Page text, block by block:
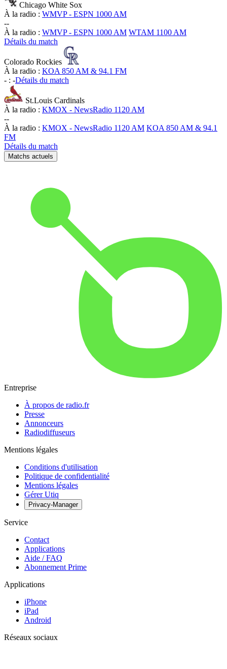
Chicago White Sox
À la radio : WMVP - ESPN 1000 AM
--
À la radio : WMVP - ESPN 1000 AM WTAM 1100 AM
Détails du match
Colorado Rockies
À la radio : KOA 850 AM & 94.1 FM
- : -Détails du match
St.Louis Cardinals
À la radio : KMOX - NewsRadio 1120 AM
--
À la radio : KMOX - NewsRadio 1120 AM KOA 850 AM & 94.1
FM
Détails du match
Matchs actuels
Entreprise
À propos de radio.fr
Presse
Annonceurs
Radiodiffuseurs
Mentions légales
Conditions d'utilisation
Politique de confidentialité
Mentions légales
Gérer Utiq
Privacy-Manager
Service
Contact
Applications
Aide / FAQ
Abonnement Prime
Applications
iPhone
iPad
Android
Réseaux sociaux